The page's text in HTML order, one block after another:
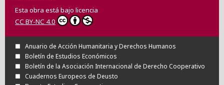
Esta obra está bajo licencia
CC BY-NC 4.0
Anuario de Acción Humanitaria y Derechos Humanos
Boletín de Estudios Económicos
Boletín de la Asociación Internacional de Derecho Cooperativo
Cuadernos Europeos de Deusto